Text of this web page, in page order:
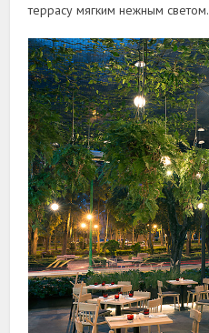
террасу мягким нежным светом.